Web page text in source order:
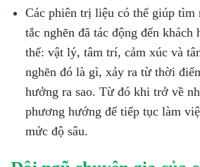
Các phiên trị liệu có thể giúp tìm
tắc nghẽn đã tác động đến
thể: vật lý, tâm trí, cảm xúc và
nghẽn đó là gì, xảy ra từ thời
hưởng ra sao. Từ đó khi trở về
phương hướng để tiếp tục làm
mức độ sâu.